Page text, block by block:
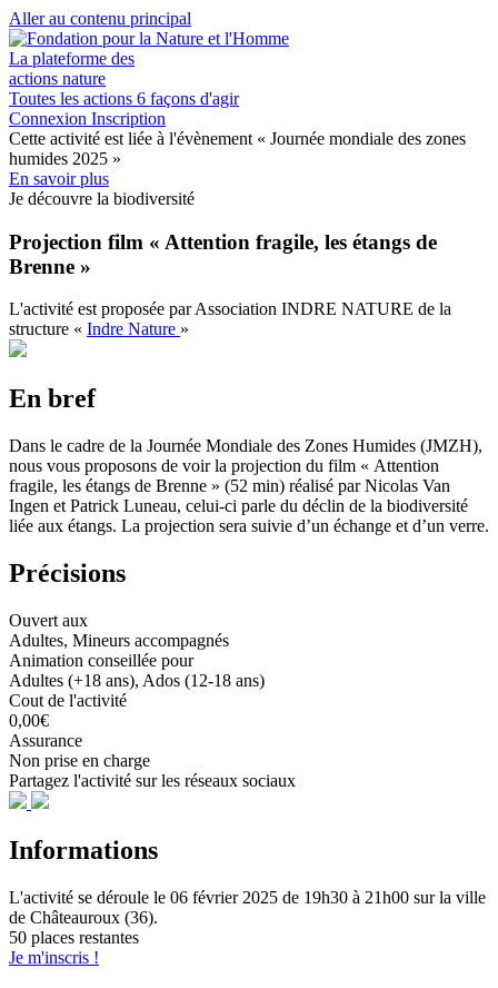
Aller au contenu principal
La plateforme des
actions nature
Toutes les actions 6 façons d'agir
Connexion Inscription
Cette activité est liée à l'évènement « Journée mondiale des zones
humides 2025 »
En savoir plus
Je découvre la biodiversité
Projection film « Attention fragile, les étangs de
Brenne »
L'activité est proposée parAssociation INDRE NATURE de la
structure « Indre Nature »
En bref
Dans le cadre de la Journée Mondiale des Zones Humides (JMZH),
nous vous proposons de voir la projection du film « Attention
fragile, les étangs de Brenne » (52 min) réalisé par Nicolas Van
Ingen et Patrick Luneau, celui-ci parle du déclin de la biodiversité
liée aux étangs. La projection sera suivie d’un échange et d’un verre.
Précisions
Ouvert aux
Adultes, Mineurs accompagnés
Animation conseillée pour
Adultes (+18 ans), Ados (12-18 ans)
Cout de l'activité
0,00€
Assurance
Non prise en charge
Partagez l'activité sur les réseaux sociaux
Informations
L'activité se déroule le 06 février 2025 de 19h30 à 21h00 sur la ville
de Châteauroux (36).
50 places restantes
Je m'inscris !